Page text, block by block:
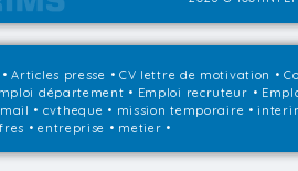
•Articles presse • CV lettre de motivation •
département • Emploi recruteur •
• cvtheque • mission temporaire •
• entreprise • metier •